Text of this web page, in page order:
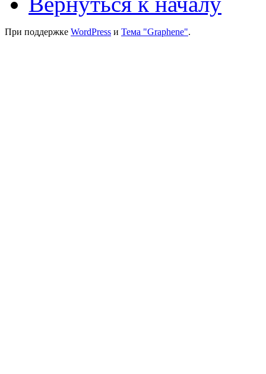
При поддержке WordPress и Тема "Graphene".